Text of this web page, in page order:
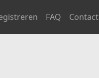
FAQ Contact